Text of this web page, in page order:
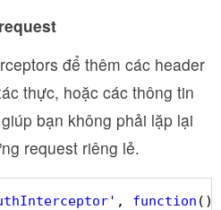
để thêm các header
thực, hoặc các thông tin
bạn không phải lặp lại
request riêng lẻ.
, function ()